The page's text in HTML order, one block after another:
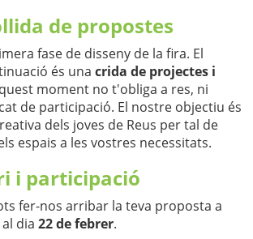
de propostes
fase de disseny de la fira. El
és una crida de projectes i
moment no t'obliga a res, ni
de participació. El nostre objectiu és
dels joves de Reus per tal de
espais a les vostres necessitats.
i participació
fer-nos arribar la teva proposta a
dia 22 de febrer.